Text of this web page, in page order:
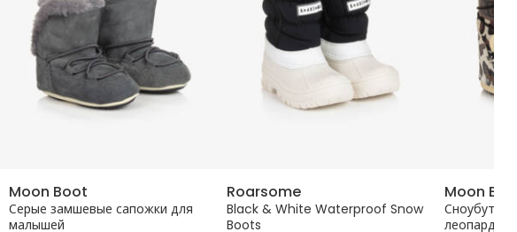
Moon Boot
Серые замшевые сапожки для
малышей
Roarsome
Black & White Waterproof Snow
Boots
Moon
Сноубуты